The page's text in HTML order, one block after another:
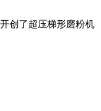
创了超压梯形磨粉机